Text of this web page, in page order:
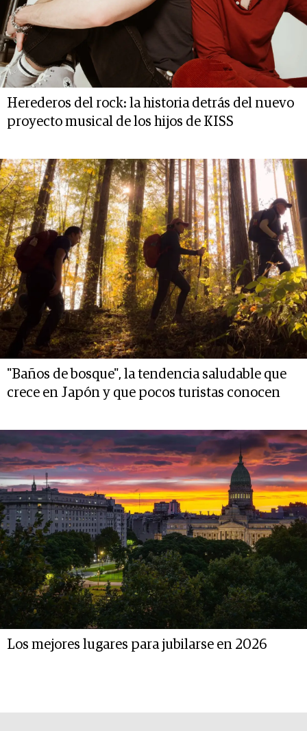
Herederos del rock: la historia detrás del nuevo
proyecto musical de los hijos de KISS
"Baños de bosque", la tendencia saludable que
crece en Japón y que pocos turistas conocen
Los mejores lugares para jubilarse en 2026